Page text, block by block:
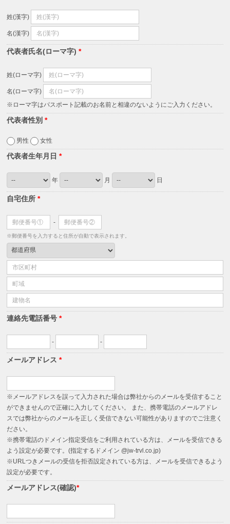
姓(漢字)
名(漢字)
代表者氏名(ローマ字)*
姓(ローマ字)
名(ローマ字)
※ローマ字はパスポート記載のお名前と相違のないようにご入力ください。
代表者性別*
男性 女性
代表者生年月日*
年 月 日
自宅住所*
-
※郵便番号を入力すると住所が自動で表示されます。
連絡先電話番号*
- -
メールアドレス*
※メールアドレスを誤って入力された場合は弊社からのメールを受信すること
ができませんので正確に入力してください。 また、携帯電話のメールアドレ
スでは弊社からのメールを正しく受信できない可能性がありますのでご注意く
ださい。
※携帯電話のドメイン指定受信をご利用されている方は、メールを受信できる
よう設定が必要です。(指定するドメイン @jw-trvl.co.jp)
※URLつきメールの受信を拒否設定されている方は、メールを受信できるよう
設定が必要です。
メールアドレス(確認)*